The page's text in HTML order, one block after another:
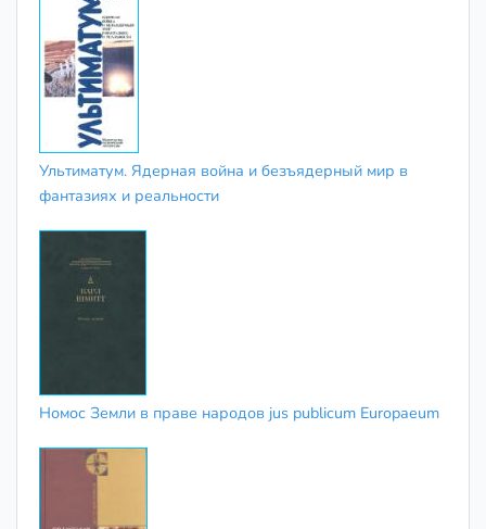
Ультиматум. Ядерная война и безъядерный мир в
фантазиях и реальности
Номос Земли в праве народов jus publicum Europaeum